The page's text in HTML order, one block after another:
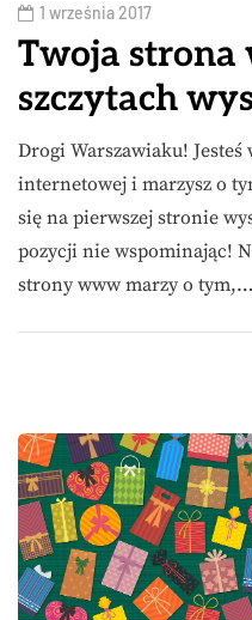
1 września 2017
Twoja strona
szczytach
Drogi Warszawiaku!
internetowej i marzysz o
się na pierwszej stronie
pozycji nie wspominając!
strony www marzy o tym,…